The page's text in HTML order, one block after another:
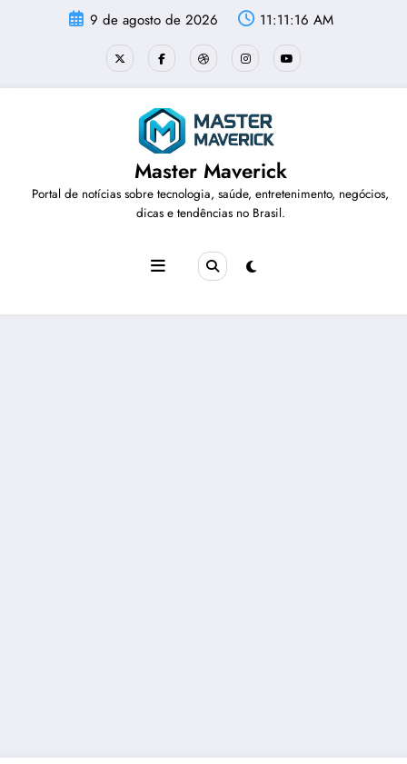
9 de agosto de 2026 11:11:17 AM
Master Maverick
Portal de notícias sobre tecnologia, saúde, entretenimento, negócios,
dicas e tendências no Brasil.